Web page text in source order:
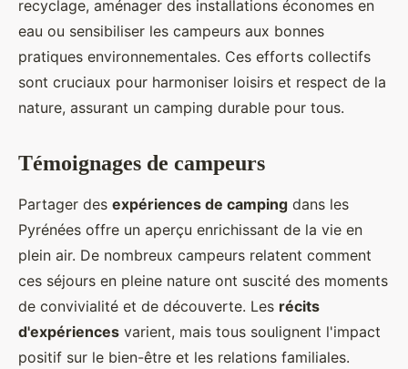
recyclage, aménager des installations économes en
eau ou sensibiliser les campeurs aux bonnes
pratiques environnementales. Ces efforts collectifs
sont cruciaux pour harmoniser loisirs et respect de la
nature, assurant un camping durable pour tous.
Témoignages de campeurs
Partager des expériences de camping dans les
Pyrénées offre un aperçu enrichissant de la vie en
plein air. De nombreux campeurs relatent comment
ces séjours en pleine nature ont suscité des moments
de convivialité et de découverte. Les récits
d'expériences varient, mais tous soulignent l'impact
positif sur le bien-être et les relations familiales.